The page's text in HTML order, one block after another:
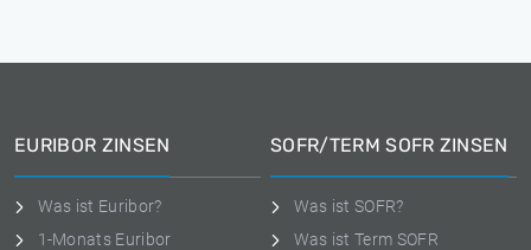
EURIBOR ZINSEN
Was ist Euribor?
1-Monats Euribor
SOFR/TERM SOFR ZINSEN
Was ist SOFR?
Was ist Term SOFR